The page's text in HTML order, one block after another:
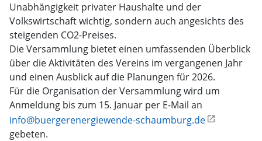
Unabhängigkeit privater Haushalte und der
Volkswirtschaft wichtig, sondern auch angesichts des
steigenden CO2-Preises.
Die Versammlung bietet einen umfassenden Überblick
über die Aktivitäten des Vereins im vergangenen Jahr
und einen Ausblick auf die Planungen für 2026.
Für die Organisation der Versammlung wird um
Anmeldung bis zum 15. Januar per E-Mail an
info@buergerenergiewende-schaumburg.de
gebeten.